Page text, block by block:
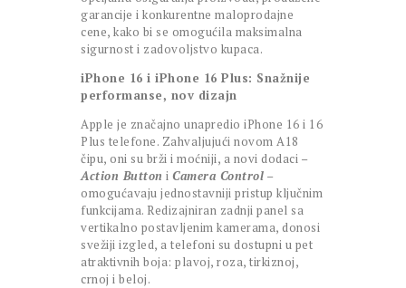
garancije i konkurentne maloprodajne
cene, kako bi se omogućila maksimalna
sigurnost i zadovoljstvo kupaca.
iPhone 16 i iPhone 16 Plus: Snažnije
performanse, nov dizajn
Apple je značajno unapredio iPhone 16 i 16
Plus telefone. Zahvaljujući novom A18
čipu, oni su brži i moćniji, a novi dodaci –
Action Button i Camera Control –
omogućavaju jednostavniji pristup ključnim
funkcijama. Redizajniran zadnji panel sa
vertikalno postavljenim kamerama, donosi
svežiji izgled, a telefoni su dostupni u pet
atraktivnih boja: plavoj, roza, tirkiznoj,
crnoj i beloj.